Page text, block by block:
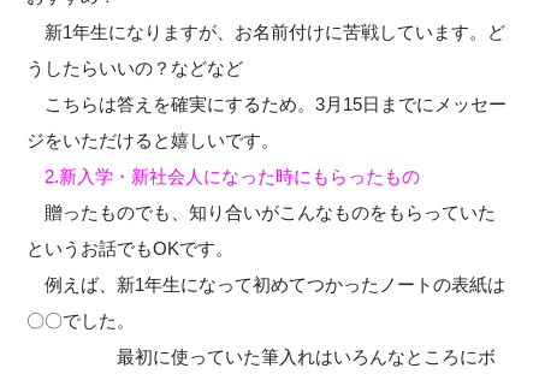
新1年生になりますが、お名前付けに苦戦しています。ど
うしたらいいの？などなど
こちらは答えを確実にするため。3月15日までにメッセー
ジをいただけると嬉しいです。
2.新入学・新社会人になった時にもらったもの
贈ったものでも、知り合いがこんなものをもらっていた
というお話でもOKです。
例えば、新1年生になって初めてつかったノートの表紙は
〇〇でした。
最初に使っていた筆入れはいろんなところにボ